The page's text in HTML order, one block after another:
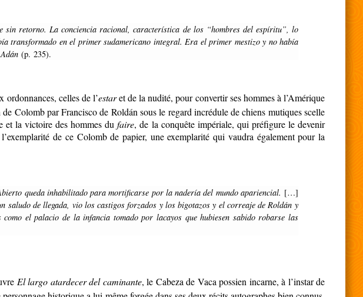
transformado en el primer sudamericano integral. Era el primer mestizo y no había
(p. 235).
celles de l’estaret de la nudité, pour convertir ses hommes à l’Amérique
Colomb par Francisco de Roldán sous le regard incrédule de chiens mutiques scelle
et la victoire des hommes dufaire, de la conquête impériale, qui préfigure le devenir
de ce Colomb de papier, une exemplarité qui vaudra également pour la
queda inhabilitado para mortificarse por la nadería del mundo apariencial. […]
de llegada, vio los castigos forzados y los bigotazos y el correaje de Roldán y
el palacio de la infancia tomado por lacayos que hubiesen sabido robarse las
El largo atardecer del caminante, le Cabeza de Vaca possien incarne, à l’instar de